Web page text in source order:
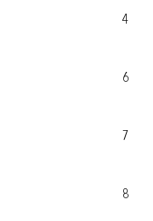
4
6
7
8